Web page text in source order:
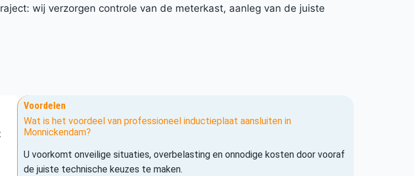
wij verzorgen controle van de meterkast, aanleg van de juiste
Voordelen
Wat is het voordeel van professioneel inductieplaat aansluiten in
Monnickendam?
U voorkomt onveilige situaties, overbelasting en onnodige kosten door vooraf
de juiste technische keuzes te maken.